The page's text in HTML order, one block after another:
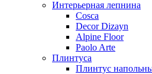
Интерьерная лепнина
Cosca
Decor Dizayn
Alpine Floor
Paolo Arte
Плинтуса
Плинтус